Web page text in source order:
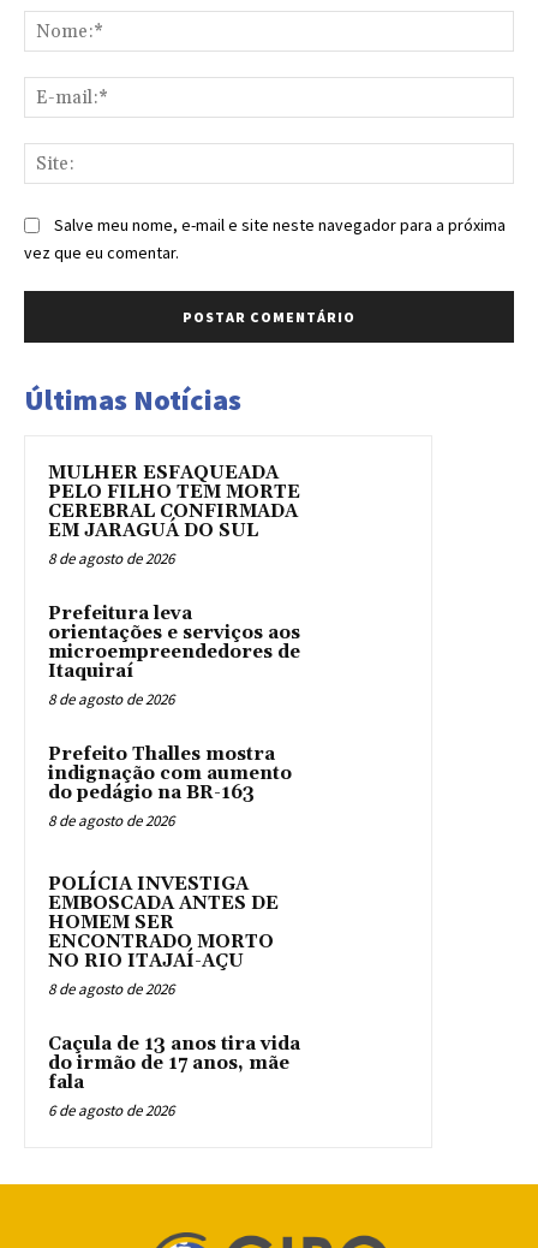
Salve meu nome, e-mail e site neste navegador para a próxima
vez que eu comentar.
Últimas Notícias
MULHER ESFAQUEADA
PELO FILHO TEM MORTE
CEREBRAL CONFIRMADA
EM JARAGUÁ DO SUL
8 de agosto de 2026
Prefeitura leva
orientações e serviços aos
microempreendedores de
Itaquiraí
8 de agosto de 2026
Prefeito Thalles mostra
indignação com aumento
do pedágio na BR-163
8 de agosto de 2026
POLÍCIA INVESTIGA
EMBOSCADA ANTES DE
HOMEM SER
ENCONTRADO MORTO
NO RIO ITAJAÍ-AÇU
8 de agosto de 2026
Caçula de 13 anos tira vida
do irmão de 17 anos, mãe
fala
6 de agosto de 2026